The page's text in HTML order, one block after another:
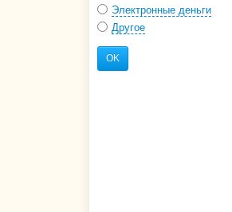
Электронные деньги
Другое
OK